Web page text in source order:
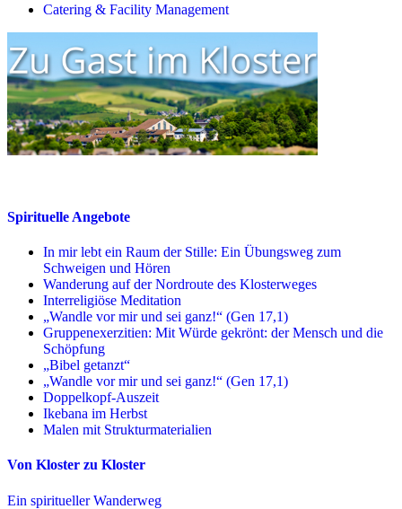
Catering & Facility Management
Spirituelle Angebote
In mir lebt ein Raum der Stille: Ein Übungsweg zum
Schweigen und Hören
Wanderung auf der Nordroute des Klosterweges
Interreligiöse Meditation
„Wandle vor mir und sei ganz!“ (Gen 17,1)
Gruppenexerzitien: Mit Würde gekrönt: der Mensch und die
Schöpfung
„Bibel getanzt“
„Wandle vor mir und sei ganz!“ (Gen 17,1)
Doppelkopf-Auszeit
Ikebana im Herbst
Malen mit Strukturmaterialien
Von Kloster zu Kloster
Ein spiritueller Wanderweg